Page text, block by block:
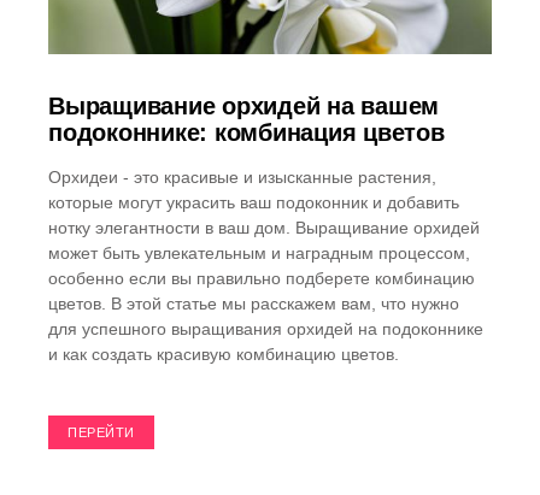
Выращивание орхидей на вашем
подоконнике: комбинация цветов
Орхидеи - это красивые и изысканные растения,
которые могут украсить ваш подоконник и добавить
нотку элегантности в ваш дом. Выращивание орхидей
может быть увлекательным и наградным процессом,
особенно если вы правильно подберете комбинацию
цветов. В этой статье мы расскажем вам, что нужно
для успешного выращивания орхидей на подоконнике
и как создать красивую комбинацию цветов.
ПЕРЕЙТИ